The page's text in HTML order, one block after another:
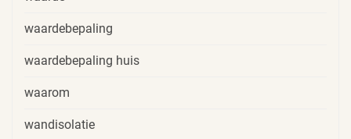
waardebepaling
waardebepaling huis
waarom
wandisolatie